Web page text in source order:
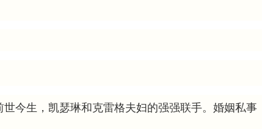
今生，凯瑟琳和克雷格夫妇的强强联手。婚姻私事